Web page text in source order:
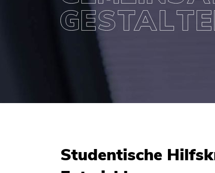
Studentische